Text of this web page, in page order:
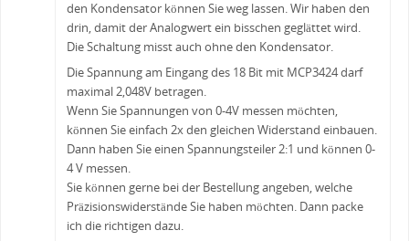
den Kondensator können Sie weg lassen. Wir haben den
drin, damit der Analogwert ein bisschen geglättet wird.
Die Schaltung misst auch ohne den Kondensator.
Die Spannung am Eingang des 18 Bit mit MCP3424 darf
maximal 2,048V betragen.
Wenn Sie Spannungen von 0-4V messen möchten,
können Sie einfach 2x den gleichen Widerstand einbauen.
Dann haben Sie einen Spannungsteiler 2:1 und können 0-
4 V messen.
Sie können gerne bei der Bestellung angeben, welche
Präzisionswiderstände Sie haben möchten. Dann packe
ich die richtigen dazu.